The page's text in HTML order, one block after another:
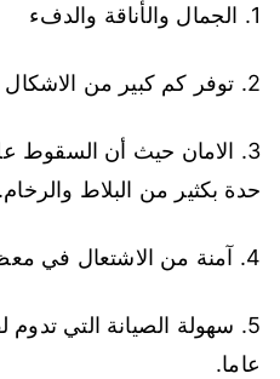
1. الجمال والأناقة والدفء
2. توفر كم كبير من الاشكال والزخرفات والتصاميم
3. الامان حيث أن السقوط
حدة بكثير من البلاط والرخام.
4. آمنة من الاشتعال في معظم أنواعها.
عاما.